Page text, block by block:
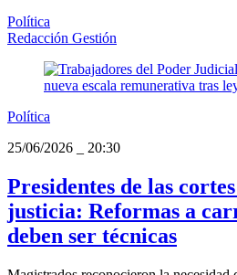
Política
Redacción Gestión
Política
25/06/2026
20:30
Presidentes de las
justicia: Reformas a
deben ser técnicas